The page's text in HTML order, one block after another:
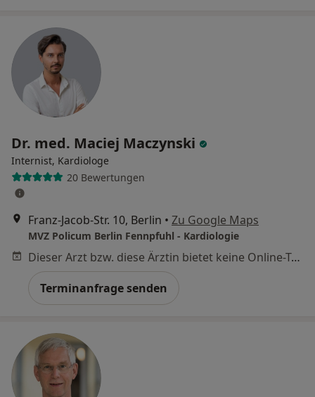
Dr. med. Maciej Maczynski
Internist, Kardiologe
20 Bewertungen
Franz-Jacob-Str. 10, Berlin • Zu Google Maps
MVZ Policum Berlin Fennpfuhl - Kardiologie
Dieser Arzt bzw. diese Ärztin bietet keine Online-Terminbuchung an diesem Standort an.
Terminanfrage senden